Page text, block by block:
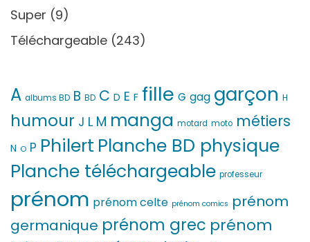
Super (9)
Téléchargeable (243)
A albums BD B BD C D E F fille G gag garçon H
humour J L M manga motard moto métiers
N O P Philert Planche BD physique
Planche téléchargeable professeur
prénom prénom celte prénom comics prénom
germanique prénom grec prénom